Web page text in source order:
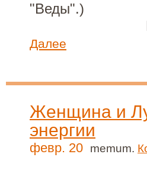
"Веды".)
Ведать -
Далее
Женщина и
энергии
февр. 20 memum.